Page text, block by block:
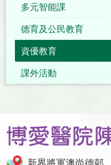
多元智能課
德育及公民教育
資優教育
課外活動